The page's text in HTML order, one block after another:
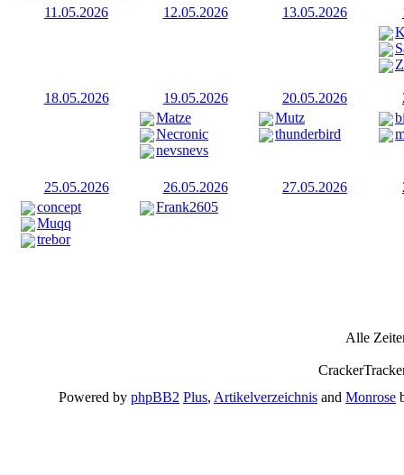
11.05.2026 12.05.2026 13.05.2026
18.05.2026
19.05.2026
Matze
Necronic
nevsnevs
20.05.2026
Mutz
thunderbird
25.05.2026
concept
Muqq
trebor
26.05.2026
Frank2605
27.05.2026
Alle
Powered by phpBB2 Plus, Artikelverzeichnis and Monrose